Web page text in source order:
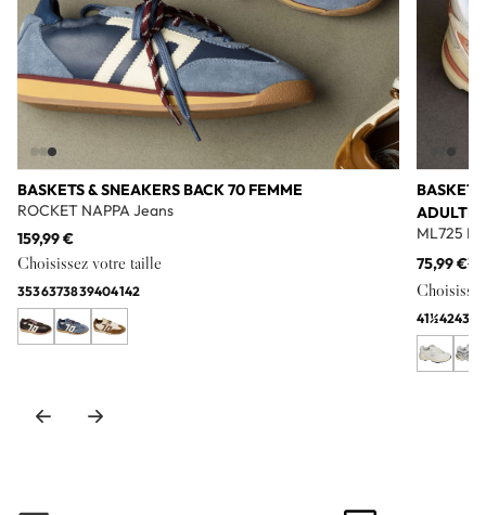
BASKETS & SNEAKERS BACK 70 FEMME
ROCKET NAPPA Jeans
159,99 €
Choisissez votre taille
3536373839404142
ADULTE
ML725
75,99 €
41½4243